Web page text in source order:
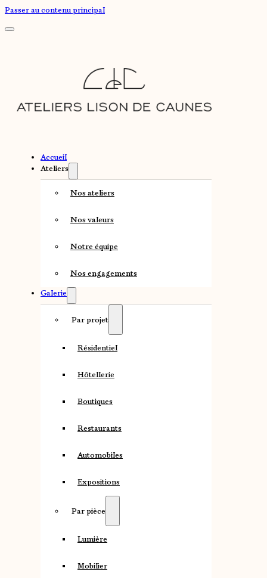
Passer au contenu principal
Accueil
Ateliers
Nos ateliers
Nos valeurs
Notre équipe
Nos engagements
Galerie
Par projet
Résidentiel
Hôtellerie
Boutiques
Restaurants
Automobiles
Expositions
Par pièce
Lumière
Mobilier